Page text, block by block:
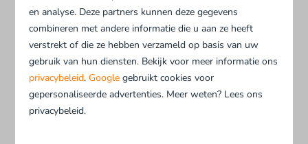
Vakantiepark Hellendoorn, bij uitstek geschikt
voor fietsers, wandelaars en natuurgenieters!
Geen zin om de fietsen van huis mee te nemen?
Huur dan uw fiets bij Vakantiepark Hellendoorn.
Wij hebben dames-/heren-/kinderfietsen,
ATB's en een tandem in de verhuur.
en analyse. Deze partners kunnen deze gegevens
combineren met andere informatie die u aan ze heeft
verstrekt of die ze hebben verzameld op basis van uw
gebruik van hun diensten. Bekijk voor meer informatie ons
privacybeleid.Google gebruikt cookies voor
gepersonaliseerde advertenties. Meer weten? Lees ons
privacybeleid.